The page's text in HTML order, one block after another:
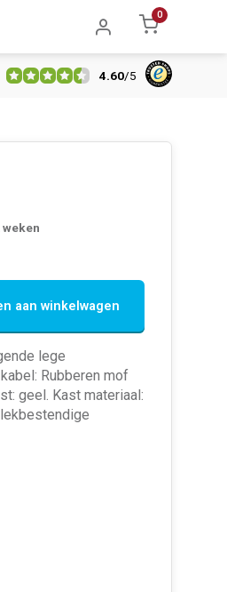
0
Vertrouwd online sinds
4.60/5
aan winkelwagen
lege
Rubberen mof
geel. Kast materiaal: